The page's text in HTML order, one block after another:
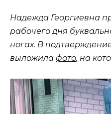
Надежда Георгиевна
рабочего дня
ногах. В
выложила фото, на